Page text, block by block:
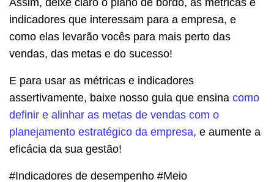
indicadores que interessam para a empresa, e
como elas levarão vocês para mais perto das
vendas, das metas e do sucesso!
E para usar as métricas e indicadores
assertivamente, baixe nosso guia que ensina como
definir e alinhar as metas de vendas com o
planejamento estratégico da empresa, e aumente a
eficácia da sua gestão!
#Indicadores de desempenho #Meio